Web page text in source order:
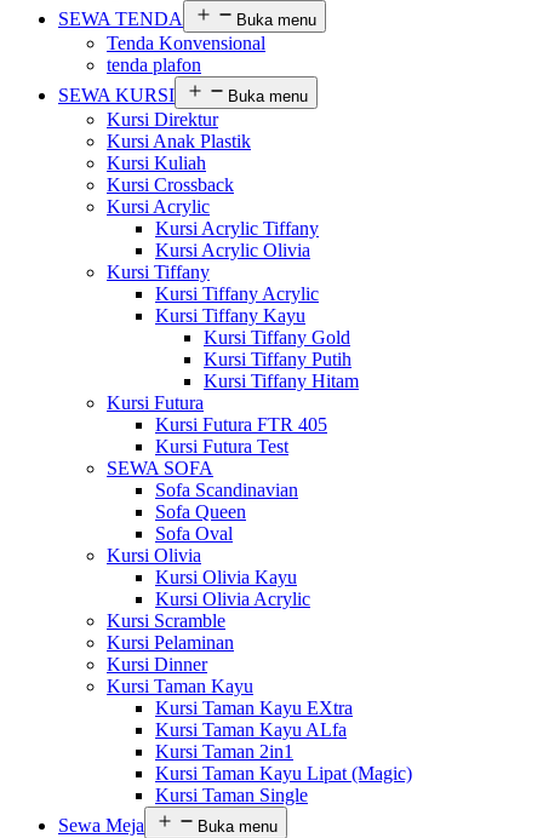
SEWA TENDA
Buka menu
Tenda Konvensional
tenda plafon
SEWA KURSI
Buka menu
Kursi Direktur
Kursi Anak Plastik
Kursi Kuliah
Kursi Crossback
Kursi Acrylic
Kursi Acrylic Tiffany
Kursi Acrylic Olivia
Kursi Tiffany
Kursi Tiffany Acrylic
Kursi Tiffany Kayu
Kursi Tiffany Gold
Kursi Tiffany Putih
Kursi Tiffany Hitam
Kursi Futura
Kursi Futura FTR 405
Kursi Futura Test
SEWA SOFA
Sofa Scandinavian
Sofa Queen
Sofa Oval
Kursi Olivia
Kursi Olivia Kayu
Kursi Olivia Acrylic
Kursi Scramble
Kursi Pelaminan
Kursi Dinner
Kursi Taman Kayu
Kursi Taman Kayu EXtra
Kursi Taman Kayu ALfa
Kursi Taman 2in1
Kursi Taman Kayu Lipat (Magic)
Kursi Taman Single
Sewa Meja
Buka menu